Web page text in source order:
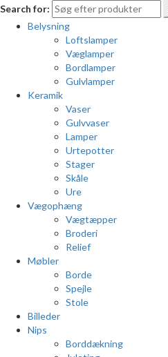
Search for:
Belysning
Loftslamper
Væglamper
Bordlamper
Gulvlamper
Keramik
Vaser
Gulvvaser
Lamper
Urtepotter
Stager
Skåle
Ure
Vægophæng
Vægtæpper
Broderi
Relief
Møbler
Borde
Spejle
Stole
Billeder
Nips
Borddækning